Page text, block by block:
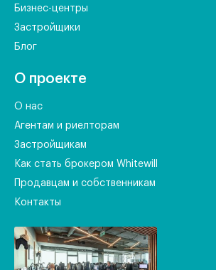
Бизнес-центры
Застройщики
Блог
О проекте
О нас
Агентам и риелторам
Застройщикам
Как стать брокером Whitewill
Продавцам и собственникам
Контакты